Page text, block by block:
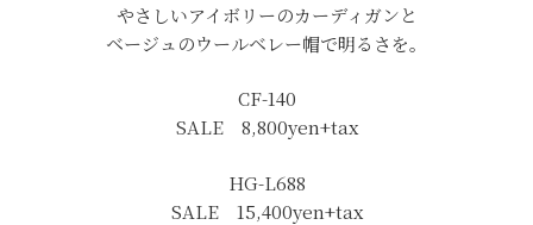
やさしいアイボリーのカーディガンと
ベージュのウールベレー帽で明るさを。
CF-140
SALE 8,800yen+tax
HG-L688
SALE 15,400yen+tax